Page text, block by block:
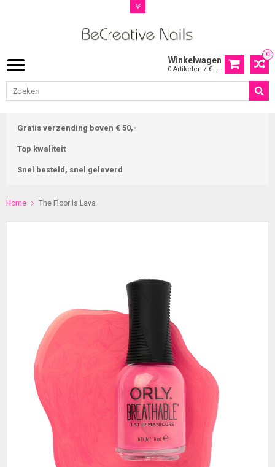
0
Winkelwagen
0 Artikelen / €--,--
Gratis verzending boven € 50,-
Top kwaliteit
Snel besteld, snel geleverd
Home The Floor Is Lava